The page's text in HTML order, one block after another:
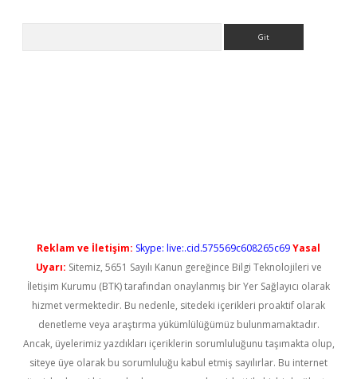
Reklam ve İletişim: Skype: live:.cid.575569c608265c69Yasal
Uyarı: Sitemiz, 5651 Sayılı Kanun gereğince Bilgi Teknolojileri ve
İletişim Kurumu (BTK) tarafından onaylanmış bir Yer Sağlayıcı olarak
hizmet vermektedir. Bu nedenle, sitedeki içerikleri proaktif olarak
denetleme veya araştırma yükümlülüğümüz bulunmamaktadır.
Ancak, üyelerimiz yazdıkları içeriklerin sorumluluğunu taşımakta olup,
siteye üye olarak bu sorumluluğu kabul etmiş sayılırlar. Bu internet